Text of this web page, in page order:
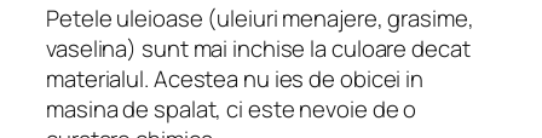
Petele uleioase (uleiuri menajere, grasime,
vaselina) sunt mai inchise la culoare decat
materialul. Acestea nu ies de obicei in
masina de spalat, ci este nevoie de o